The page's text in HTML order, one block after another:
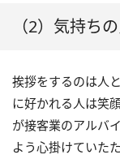
（2）気持ち
挨拶をするのは人
に好かれる人は笑
が接客業のアルバ
よう心掛けていた